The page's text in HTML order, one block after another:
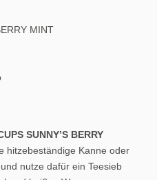
MINT
SUNNY’S BERRY
hitzebeständige Kanne oder
nutze dafür ein Teesieb